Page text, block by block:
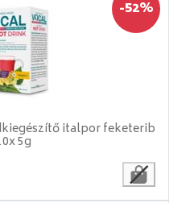
-52%
italpor feketerib
5g